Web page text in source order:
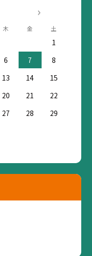
木 金 土
1
6 7
8
13 14
15
20 21
22
27 28
29